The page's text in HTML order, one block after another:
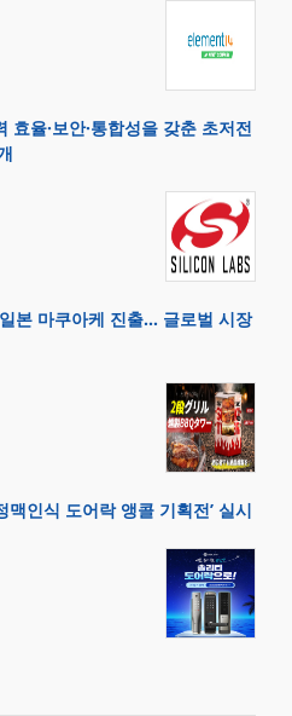
율·보안·통합성을 갖춘 초저전
본 마쿠아케 진출… 글로벌 시장
맥인식 도어락 앵콜 기획전’ 실시